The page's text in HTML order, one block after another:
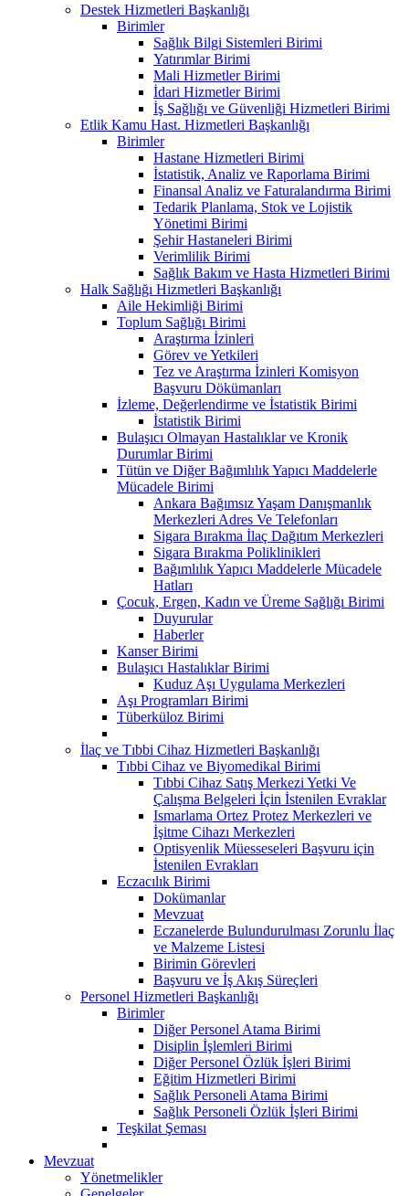
Destek Hizmetleri Başkanlığı
Birimler
Sağlık Bilgi Sistemleri Birimi
Yatırımlar Birimi
Mali Hizmetler Birimi
İdari Hizmetler Birimi
İş Sağlığı ve Güvenliği Hizmetleri Birimi
Etlik Kamu Hast. Hizmetleri Başkanlığı
Birimler
Hastane Hizmetleri Birimi
İstatistik, Analiz ve Raporlama Birimi
Finansal Analiz ve Faturalandırma Birimi
Tedarik Planlama, Stok ve Lojistik
Yönetimi Birimi
Şehir Hastaneleri Birimi
Verimlilik Birimi
Sağlık Bakım ve Hasta Hizmetleri Birimi
Halk Sağlığı Hizmetleri Başkanlığı
Aile Hekimliği Birimi
Toplum Sağlığı Birimi
Araştırma İzinleri
Görev ve Yetkileri
Tez ve Araştırma İzinleri Komisyon
Başvuru Dökümanları
İzleme, Değerlendirme ve İstatistik Birimi
İstatistik Birimi
Bulaşıcı Olmayan Hastalıklar ve Kronik
Durumlar Birimi
Tütün ve Diğer Bağımlılık Yapıcı Maddelerle
Mücadele Birimi
Ankara Bağımsız Yaşam Danışmanlık
Merkezleri Adres Ve Telefonları
Sigara Bırakma İlaç Dağıtım Merkezleri
Sigara Bırakma Poliklinikleri
Bağımlılık Yapıcı Maddelerle Mücadele
Hatları
Çocuk, Ergen, Kadın ve Üreme Sağlığı Birimi
Duyurular
Haberler
Kanser Birimi
Bulaşıcı Hastalıklar Birimi
Kuduz Aşı Uygulama Merkezleri
Aşı Programları Birimi
Tüberküloz Birimi
İlaç ve Tıbbi Cihaz Hizmetleri Başkanlığı
Tıbbi Cihaz ve Biyomedikal Birimi
Tıbbi Cihaz Satış Merkezi Yetki Ve
Çalışma Belgeleri İçin İstenilen Evraklar
Ismarlama Ortez Protez Merkezleri ve
İşitme Cihazı Merkezleri
Optisyenlik Müesseseleri Başvuru için
İstenilen Evrakları
Eczacılık Birimi
Dokümanlar
Mevzuat
Eczanelerde Bulundurulması Zorunlu İlaç
ve Malzeme Listesi
Birimin Görevleri
Başvuru ve İş Akış Süreçleri
Personel Hizmetleri Başkanlığı
Birimler
Diğer Personel Atama Birimi
Disiplin İşlemleri Birimi
Diğer Personel Özlük İşleri Birimi
Eğitim Hizmetleri Birimi
Sağlık Personeli Atama Birimi
Sağlık Personeli Özlük İşleri Birimi
Teşkilat Şeması
Mevzuat
Yönetmelikler